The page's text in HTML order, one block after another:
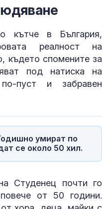
кътче в България,
реалност на
където спомените за
под натиска на
пуст и забравен
умират по
се около 50 хил.
Студенец почти го
от 50 години.